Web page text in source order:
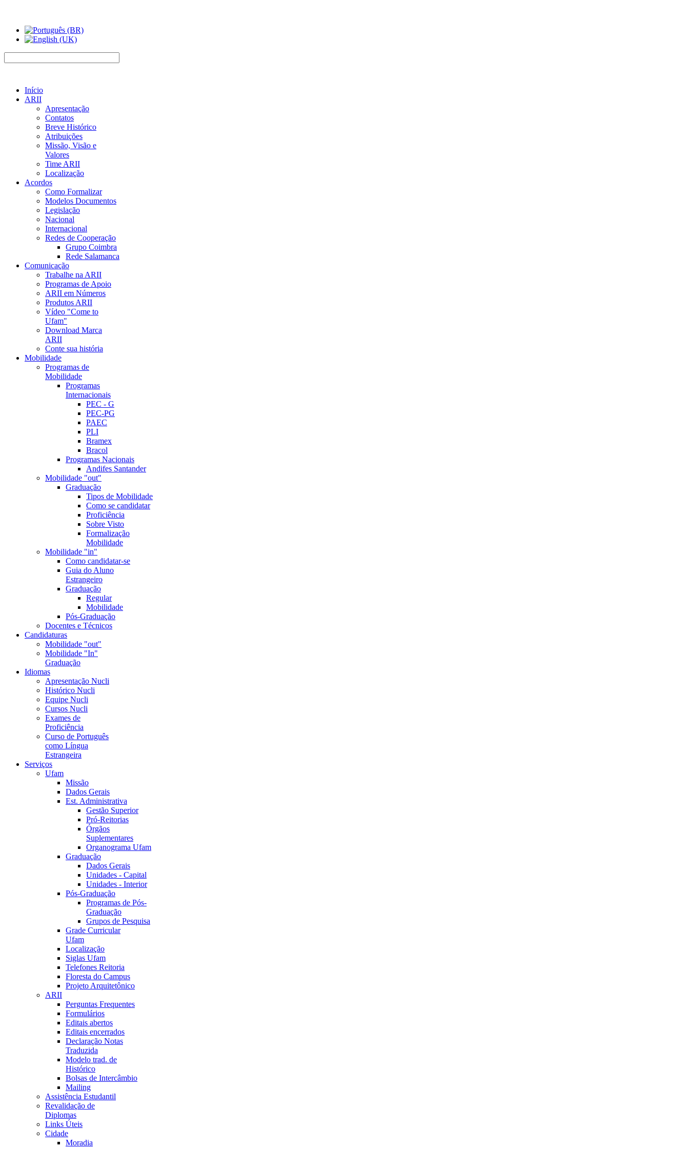
Início
ARII
Apresentação
Contatos
Breve Histórico
Atribuições
Missão, Visão e
Valores
Time ARII
Localização
Acordos
Como Formalizar
Modelos Documentos
Legislação
Nacional
Internacional
Redes de Cooperação
Grupo Coimbra
Rede Salamanca
Comunicação
Trabalhe na ARII
Programas de Apoio
ARII em Números
Produtos ARII
Vídeo "Come to
Ufam"
Download Marca
ARII
Conte sua história
Mobilidade
Programas de
Mobilidade
Programas
Internacionais
PEC - G
PEC-PG
PAEC
PLI
Bramex
Bracol
Programas Nacionais
Andifes Santander
Mobilidade "out"
Graduação
Tipos de Mobilidade
Como se candidatar
Proficiência
Sobre Visto
Formalização
Mobilidade
Mobilidade "in"
Como candidatar-se
Guia do Aluno
Estrangeiro
Graduação
Regular
Mobilidade
Pós-Graduação
Docentes e Técnicos
Candidaturas
Mobilidade "out"
Mobilidade "In"
Graduação
Idiomas
Apresentação Nucli
Histórico Nucli
Equipe Nucli
Cursos Nucli
Exames de
Proficiência
Curso de Português
como Língua
Estrangeira
Serviços
Ufam
Missão
Dados Gerais
Est. Administrativa
Gestão Superior
Pró-Reitorias
Órgãos
Suplementares
Organograma Ufam
Graduação
Dados Gerais
Unidades - Capital
Unidades - Interior
Pós-Graduação
Programas de Pós-
Graduação
Grupos de Pesquisa
Grade Curricular
Ufam
Localização
Siglas Ufam
Telefones Reitoria
Floresta do Campus
Projeto Arquitetônico
ARII
Perguntas Frequentes
Formulários
Editais abertos
Editais encerrados
Declaração Notas
Traduzida
Modelo trad. de
Histórico
Bolsas de Intercâmbio
Mailing
Assistência Estudantil
Revalidação de
Diplomas
Links Úteis
Cidade
Moradia